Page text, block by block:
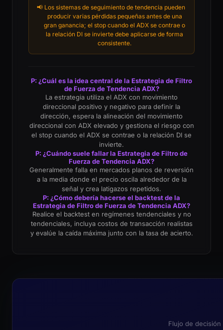
📢 Los sistemas de seguimiento de tendencia pueden
producir varias pérdidas pequeñas antes de una
gran ganancia; el stop cuando el ADX se contrae o
la relación DI se invierte debe aplicarse de forma
consistente.
P: ¿Cuál es la idea central de la Estrategia de Filtro
de Fuerza de Tendencia ADX?
La estrategia utiliza el ADX con movimiento
direccional positivo y negativo para definir la
dirección, espera la alineación del movimiento
direccional con ADX elevado y gestiona el riesgo con
el stop cuando el ADX se contrae o la relación DI se
invierte.
P: ¿Cuándo suele fallar la Estrategia de Filtro de
Fuerza de Tendencia ADX?
Generalmente falla en mercados planos de reversión
a la media donde el precio oscila alrededor de la
señal y crea latigazos repetidos.
P: ¿Cómo debería hacerse el backtest de la
Estrategia de Filtro de Fuerza de Tendencia ADX?
Realice el backtest en regímenes tendenciales y no
tendenciales, incluya costos de transacción realistas
y evalúe la caída máxima junto con la tasa de acierto.
Flujo de